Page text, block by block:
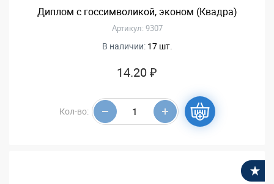
Диплом с госсимволикой, эконом (Квадра)
Артикул: 9307
В наличии: 17 шт.
14.20 ₽
Кол-во: